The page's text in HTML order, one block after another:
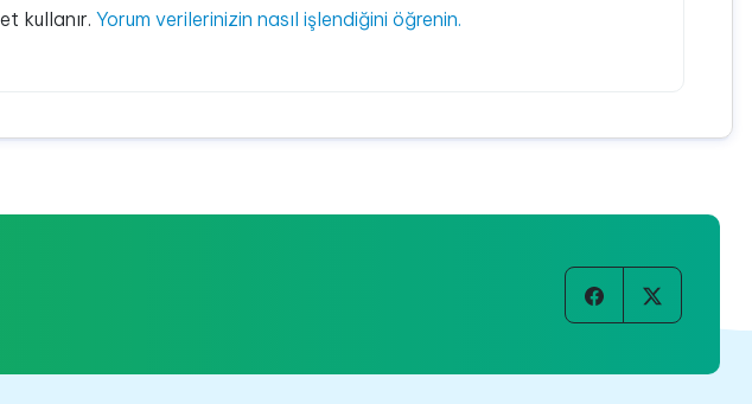
kullanır. Yorum verilerinizin nasıl işlendiğini öğrenin.